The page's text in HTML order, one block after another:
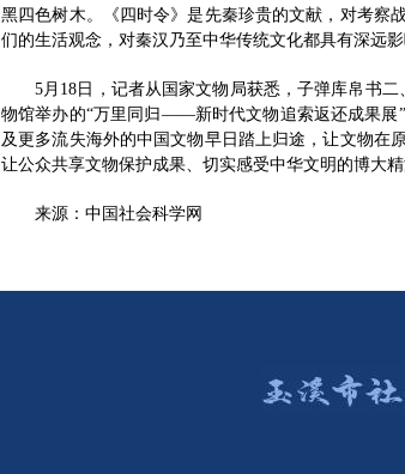
黑四色树木。《四时令》是先秦珍贵的文献，对考察
们的生活观念，对秦汉乃至中华传统文化都具有深远影
5月18日，记者从国家文物局获悉，子弹库帛书
物馆举办的“万里同归——新时代文物追索返还成果展
及更多流失海外的中国文物早日踏上归途，让文物在
让公众共享文物保护成果、切实感受中华文明的博大精
来源：中国社会科学网